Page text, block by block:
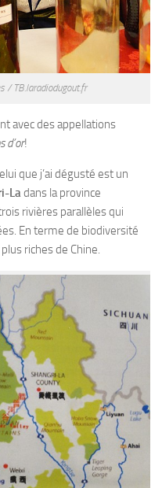
/ TB.laradiodugout.fr
avec des appellations
d’or!
que j’ai dégusté est un
Ladans la province
rivières parallèles qui
En terme de biodiversité
riches de Chine.